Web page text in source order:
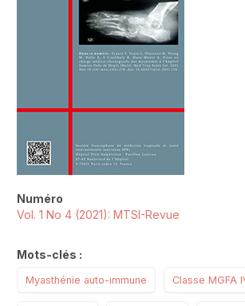
Numéro
Vol. 1 No 4 (2021): MTSI-Revue
Mots-clés :
Myasthénie auto-immune Classe MGFA